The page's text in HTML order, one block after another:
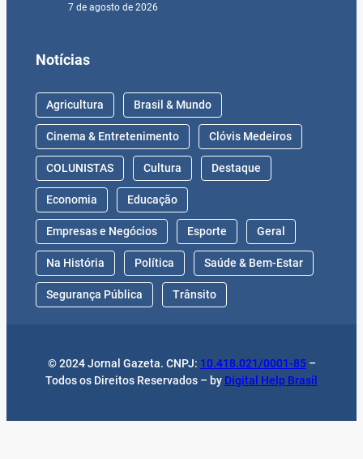
7 de agosto de 2026
Notícias
Agricultura Brasil & Mundo
Cinema & Entretenimento Clóvis Medeiros
COLUNISTAS Cultura Destaque
Economia Educação
Empresas e Negócios Esporte Geral
Na História Política Saúde & Bem-Estar
Segurança Pública Trânsito
© 2024 Jornal Gazeta. CNPJ: 10.418.021/0001-85–
Todos os Direitos Reservados – by Digital Help Brasil